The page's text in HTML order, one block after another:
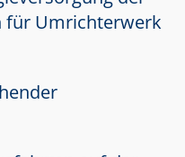
für Umrichterwerk